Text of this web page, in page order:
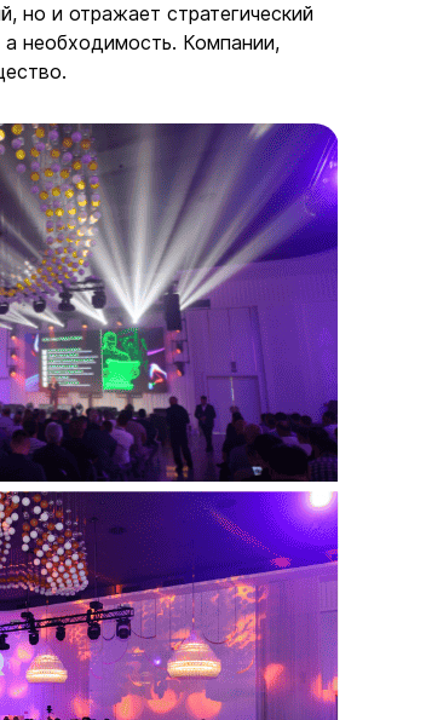
но и отражает стратегический
необходимость. Компании,